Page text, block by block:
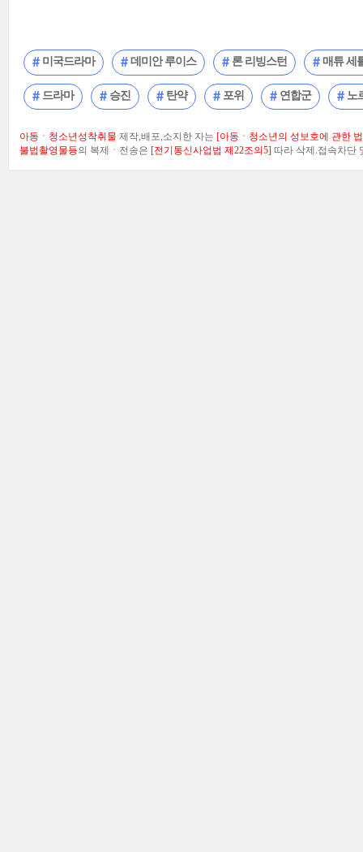
미국드라마 데미안 루이스 론 리빙스턴 매튜 세
드라마 승진 탄약 포위 연합군 노
아동ㆍ청소년성착취물 제작,배포,소지한 자는 [아동ㆍ청소년의 성보호에 관한
불법촬영물등의 복제ㆍ전송은 [전기통신사업법 제22조의5] 따라 삭제.접속차단